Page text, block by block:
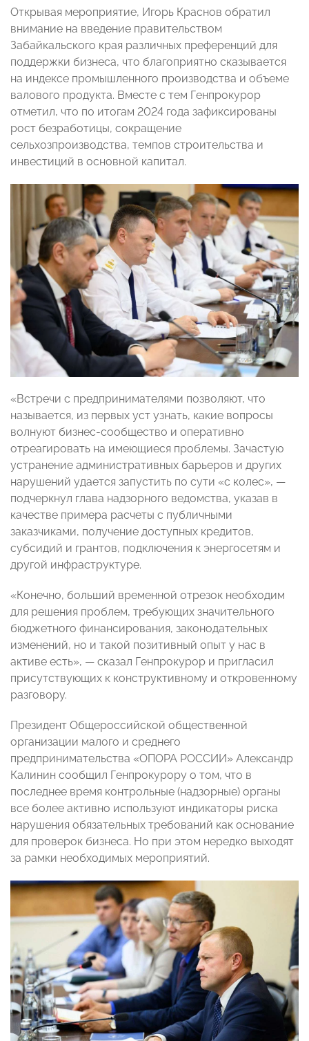
Открывая мероприятие, Игорь Краснов обратил
внимание на введение правительством
Забайкальского края различных преференций для
поддержки бизнеса, что благоприятно сказывается
на индексе промышленного производства и объеме
валового продукта. Вместе с тем Генпрокурор
отметил, что по итогам 2024 года зафиксированы
рост безработицы, сокращение
сельхозпроизводства, темпов строительства и
инвестиций в основной капитал.
«Встречи с предпринимателями позволяют, что
называется, из первых уст узнать, какие вопросы
волнуют бизнес-сообщество и оперативно
отреагировать на имеющиеся проблемы. Зачастую
устранение административных барьеров и других
нарушений удается запустить по сути «с колес», —
подчеркнул глава надзорного ведомства, указав в
качестве примера расчеты с публичными
заказчиками, получение доступных кредитов,
субсидий и грантов, подключения к энергосетям и
другой инфраструктуре.
«Конечно, больший временной отрезок необходим
для решения проблем, требующих значительного
бюджетного финансирования, законодательных
изменений, но и такой позитивный опыт у нас в
активе есть», — сказал Генпрокурор и пригласил
присутствующих к конструктивному и откровенному
разговору.
Президент Общероссийской общественной
организации малого и среднего
предпринимательства «ОПОРА РОССИИ» Александр
Калинин сообщил Генпрокурору о том, что в
последнее время контрольные (надзорные) органы
все более активно используют индикаторы риска
нарушения обязательных требований как основание
для проверок бизнеса. Но при этом нередко выходят
за рамки необходимых мероприятий.